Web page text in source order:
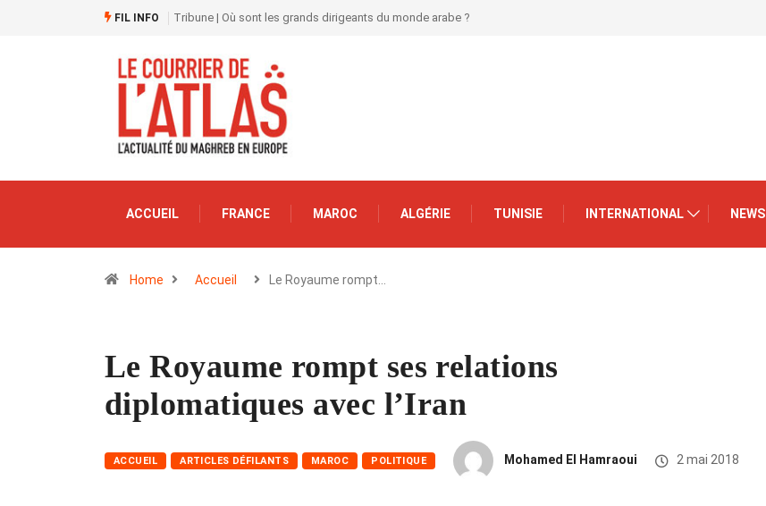
FIL INFO Tribune | Où sont les grands dirigeants du monde arabe ?
ACCUEIL FRANCE MAROC ALGÉRIE TUNISIE INTERNATIONAL NEWS
Home Accueil Le Royaume rompt…
Le Royaume rompt ses relations
diplomatiques avec l’Iran
ACCUEIL ARTICLES DÉFILANTS MAROC POLITIQUE Mohamed El Hamraoui 2 mai 2018